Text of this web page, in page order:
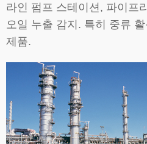
라인 펌프 스테이션, 파이프
오일 누출 감지. 특히 중류
제품.